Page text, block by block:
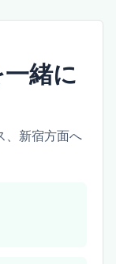
緒に
、新宿方面へ